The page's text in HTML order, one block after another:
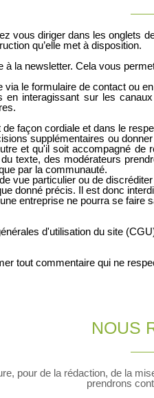
vous diriger dans les onglets
qu’elle met à disposition.
la newsletter. Cela vous
le formulaire de contact ou
interagissant sur les
façon cordiale et dans le
supplémentaires ou
et qu'il soit accompagné
texte, des modérateurs
par la communauté.
vue particulier ou de
donné précis. Il est donc
entreprise ne pourra se
d'utilisation du site
tout commentaire qui ne
NOUS
pour de la rédaction, de la
prendrons